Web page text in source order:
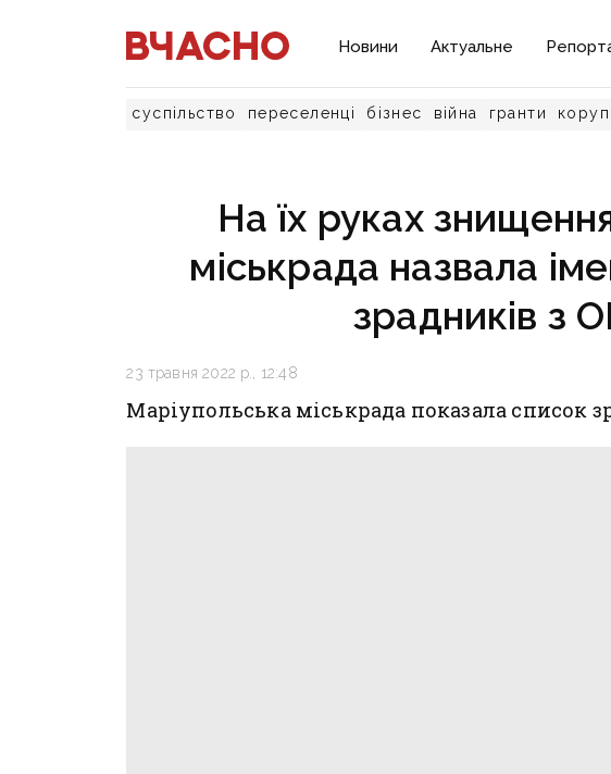
Новини Актуальне
суспільство переселенці бізнес війна гранти
На їх руках
міськрада назвала
зрадників з
23 травня 2022 р., 12:48
Маріупольська міськрада показала список